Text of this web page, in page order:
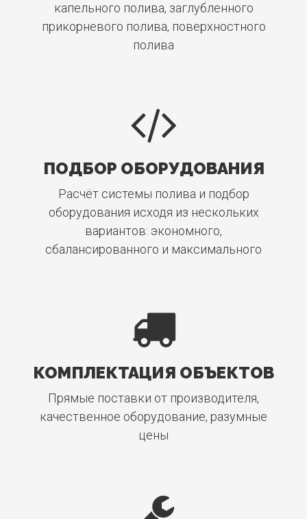
капельного полива, заглубленного
прикорневого полива, поверхностного
полива
ПОДБОР ОБОРУДОВАНИЯ
Расчёт системы полива и подбор
оборудования исходя из нескольких
вариантов: экономного,
сбалансированного и максимального
КОМПЛЕКТАЦИЯ ОБЪЕКТОВ
Прямые поставки от производителя,
качественное оборудование, разумные
цены